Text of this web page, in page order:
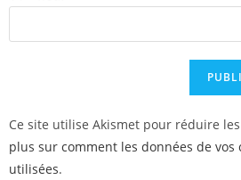
Ce site utilise Akismet pour réduire
plus sur comment les données de
utilisées.